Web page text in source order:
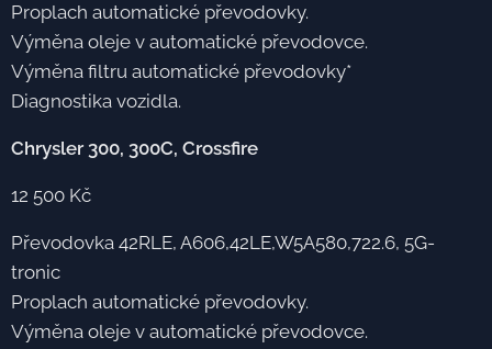
Proplach automatické převodovky.
Výměna oleje v automatické převodovce.
Výměna filtru automatické převodovky*
Diagnostika vozidla.
Chrysler 300, 300C, Crossfire
12 500 Kč
Převodovka 42RLE, A606,42LE,W5A580,722.6, 5G-
tronic
Proplach automatické převodovky.
Výměna oleje v automatické převodovce.